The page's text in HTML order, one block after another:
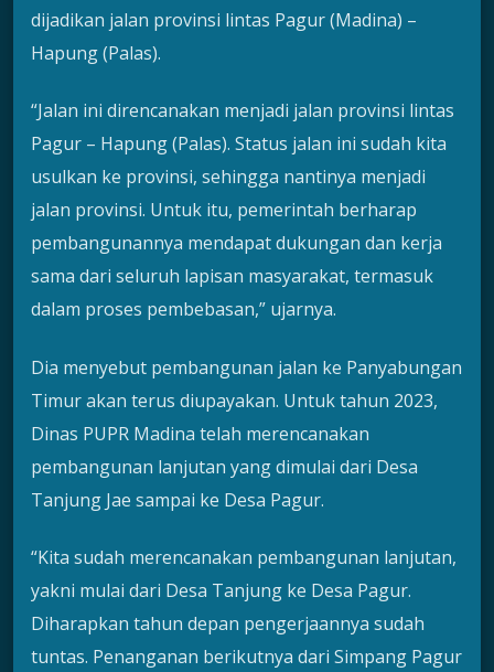
dijadikan jalan provinsi lintas Pagur (Madina) –
Hapung (Palas).
“Jalan ini direncanakan menjadi jalan provinsi lintas
Pagur – Hapung (Palas). Status jalan ini sudah kita
usulkan ke provinsi, sehingga nantinya menjadi
jalan provinsi. Untuk itu, pemerintah berharap
pembangunannya mendapat dukungan dan kerja
sama dari seluruh lapisan masyarakat, termasuk
dalam proses pembebasan,” ujarnya.
Dia menyebut pembangunan jalan ke Panyabungan
Timur akan terus diupayakan. Untuk tahun 2023,
Dinas PUPR Madina telah merencanakan
pembangunan lanjutan yang dimulai dari Desa
Tanjung Jae sampai ke Desa Pagur.
“Kita sudah merencanakan pembangunan lanjutan,
yakni mulai dari Desa Tanjung ke Desa Pagur.
Diharapkan tahun depan pengerjaannya sudah
tuntas. Penanganan berikutnya dari Simpang Pagur